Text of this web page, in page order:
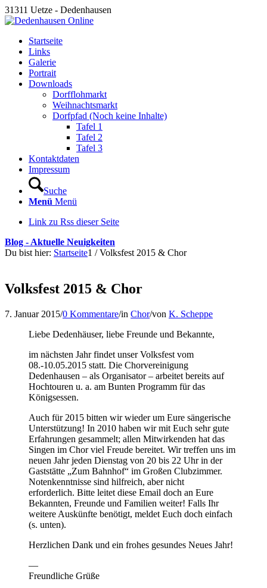
31311 Uetze - Dedenhausen
Startseite
Links
Galerie
Portrait
Downloads
Dorfflohmarkt
Weihnachtsmarkt
Dorfpfad (Noch keine Inhalte)
Tafel 1
Tafel 2
Tafel 3
Kontaktdaten
Impressum
Suche
Menü Menü
Link zu Rss dieser Seite
Blog - Aktuelle Neuigkeiten
Du bist hier: Startseite1 / Volksfest 2015 & Chor
Volksfest 2015 & Chor
7. Januar 2015/0 Kommentare/in Chor/von K. Scheppe
Liebe Dedenhäuser, liebe Freunde und Bekannte,
im nächsten Jahr findet unser Volksfest vom
08.-10.05.2015 statt. Die Chorvereinigung
Dedenhausen – als Organisator – arbeitet bereits auf
Hochtouren u. a. am Bunten Programm für das
Königsessen.
Auch für 2015 bitten wir wieder um Eure sängerische
Unterstützung! In 2010 haben wir mit Euch sehr gute
Erfahrungen gesammelt; allen Mitwirkenden hat das
Singen im Chor viel Freude bereitet. Wir treffen uns im
neuen Jahr jeden Dienstag von 20 bis 22 Uhr in der
Gaststätte „Zum Bahnhof“ im Großen Clubzimmer.
Notenkenntnisse sind hilfreich, aber nicht
erforderlich. Bitte leitet diese Email doch an Eure
Bekannten, Freunde und Familien weiter! Falls Ihr
weitere Auskünfte benötigt, meldet Euch doch einfach
(s. unten).
Herzlichen Dank und ein frohes gesundes Neues Jahr!
—
Freundliche Grüße